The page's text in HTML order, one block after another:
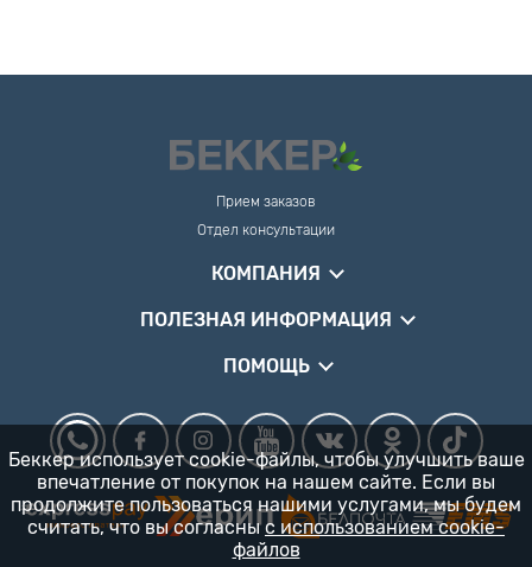
Прием заказов
Отдел консультации
КОМПАНИЯ
ПОЛЕЗНАЯ ИНФОРМАЦИЯ
ПОМОЩЬ
Беккер использует cookie-файлы, чтобы улучшить ваше
впечатление от покупок на нашем сайте. Если вы
продолжите пользоваться нашими услугами, мы будем
считать, что вы согласны с использованием cookie-
файлов